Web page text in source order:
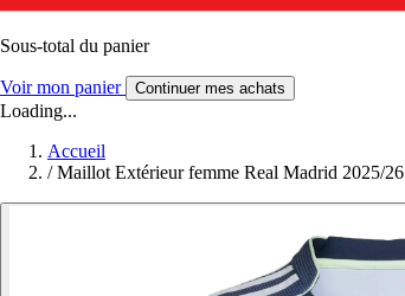
Sous-total du panier
Voir mon panier Continuer mes achats
Loading...
Accueil
/ Maillot Extérieur femme Real Madrid 2025/26